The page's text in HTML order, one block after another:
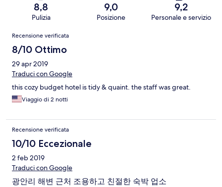
8,8
Pulizia
9,0
Posizione
9,2
Personale e servizio
Recensioni
Recensione verificata
8/10 Ottimo
29 apr 2019
Traduci con Google
this cozy budget hotel is tidy & quaint. the staff was great.
Viaggio di 2 notti
Recensione verificata
10/10 Eccezionale
2 feb 2019
Traduci con Google
광안리 해변 근처 조용하고 친절한 숙박 업소